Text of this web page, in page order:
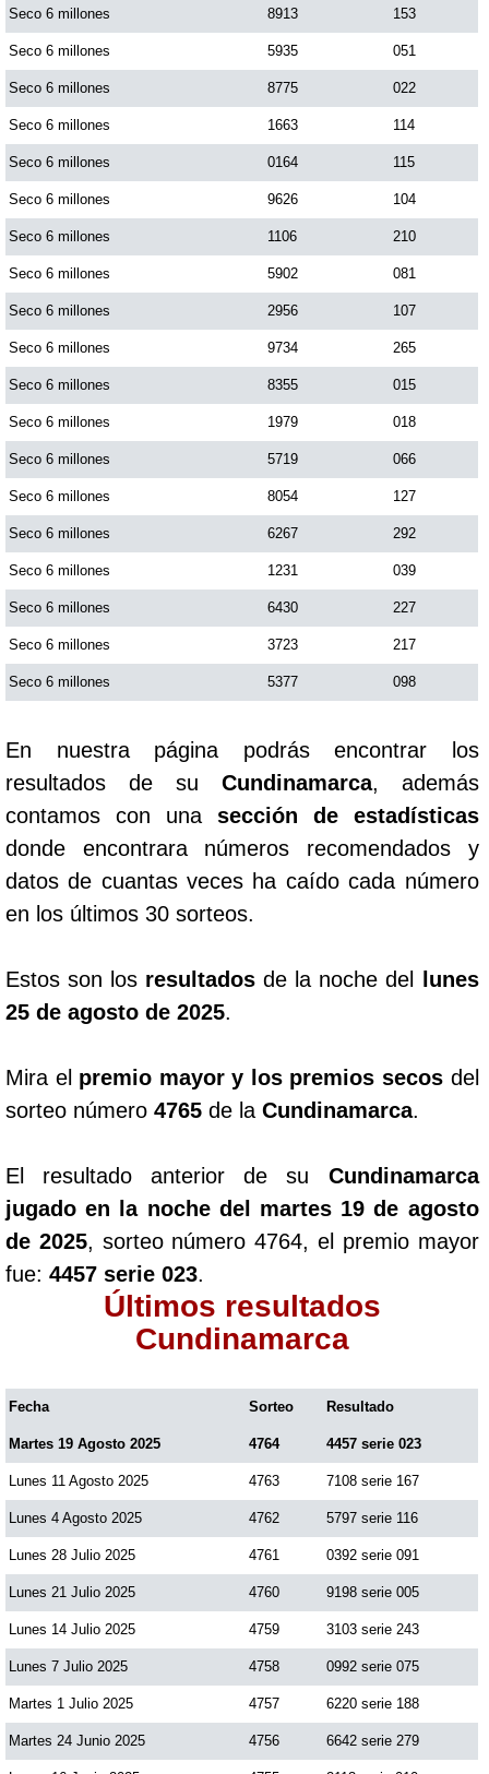
Seco 6 millones 8913 153
Seco 6 millones 5935 051
Seco 6 millones 8775 022
Seco 6 millones 1663 114
Seco 6 millones 0164 115
Seco 6 millones 9626 104
Seco 6 millones 1106 210
Seco 6 millones 5902 081
Seco 6 millones 2956 107
Seco 6 millones 9734 265
Seco 6 millones 8355 015
Seco 6 millones 1979 018
Seco 6 millones 5719 066
Seco 6 millones 8054 127
Seco 6 millones 6267 292
Seco 6 millones 1231 039
Seco 6 millones 6430 227
Seco 6 millones 3723 217
Seco 6 millones 5377 098
En nuestra página podrás encontrar los
resultados de su Cundinamarca, además
contamos con una sección de estadísticas
donde encontrara números recomendados y
datos de cuantas veces ha caído cada número
en los últimos 30 sorteos.
Estos son los resultados de la noche del
lunes
25 de agosto de 2025.
Mira el premio mayor y los premios secosdel
sorteo número 4765 de la Cundinamarca.
El resultado anterior de su Cundinamarca
jugado en la noche del martes 19 de agosto
de 2025, sorteo número 4764, el premio mayor
fue: 4457 serie 023.
Últimos resultados
Cundinamarca
Fecha Sorteo Resultado
Martes 19 Agosto 2025 4764 4457 serie 023
Lunes 11 Agosto 2025 4763 7108 serie 167
Lunes 4 Agosto 2025 4762 5797 serie 116
Lunes 28 Julio 2025 4761 0392 serie 091
Lunes 21 Julio 2025 4760 9198 serie 005
Lunes 14 Julio 2025 4759 3103 serie 243
Lunes 7 Julio 2025 4758 0992 serie 075
Martes 1 Julio 2025 4757 6220 serie 188
Martes 24 Junio 2025 4756 6642 serie 279